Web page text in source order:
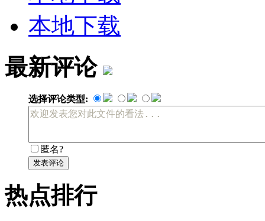
本地下载
最新评论
选择评论类型:
匿名?
发表评论
热点排行